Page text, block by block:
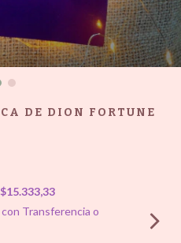
DE DION FORTUNE
$15.333,33
Transferencia o